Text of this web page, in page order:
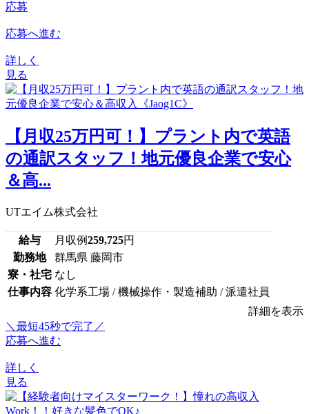
応募
応募へ進む
詳しく
見る
【月収25万円可！】プラント内で英語
の通訳スタッフ！地元優良企業で安心
＆高...
UTエイム株式会社
給与 月収例259,725円
勤務地
群馬県 藤岡市
寮・社宅 なし
仕事内容 化学系工場 / 機械操作・製造補助 / 派遣社員
詳細を表示
＼最短45秒で完了／
応募へ進む
詳しく
見る